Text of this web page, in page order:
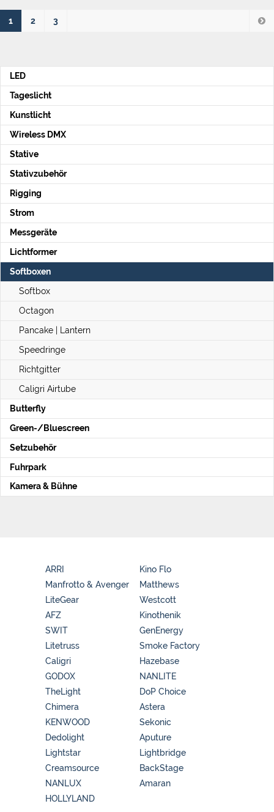
1 2 3
LED
Tageslicht
Kunstlicht
Wireless DMX
Stative
Stativzubehör
Rigging
Strom
Messgeräte
Lichtformer
Softboxen
Softbox
Octagon
Pancake | Lantern
Speedringe
Richtgitter
Caligri Airtube
Butterfly
Green-/Bluescreen
Setzubehör
Fuhrpark
Kamera & Bühne
ARRI
Manfrotto & Avenger
LiteGear
AFZ
SWIT
Litetruss
Caligri
GODOX
Kino Flo
Matthews
Westcott
Kinothenik
GenEnergy
Smoke Factory
Hazebase
NANLITE
TheLight
Chimera
KENWOOD
Dedolight
Lightstar
Creamsource
NANLUX
HOLLYLAND
DoP Choice
Astera
Sekonic
Aputure
Lightbridge
BackStage
Amaran